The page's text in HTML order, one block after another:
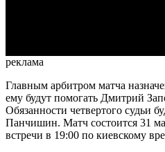
реклама
Главным арбитром матча
ему будут помогать Дмитрий
Обязанности четвертого судьи
Панчишин. Матч состоится 31
встречи в 19:00 по киевскому